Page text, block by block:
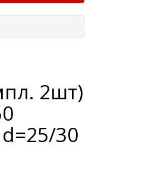
2шт)
30